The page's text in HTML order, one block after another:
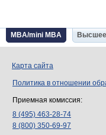
MBA/mini MBA Высшее
Карта сайта
Политика в отношении
Приемная комиссия:
8 (495) 463-28-74
8 (800) 350-69-97